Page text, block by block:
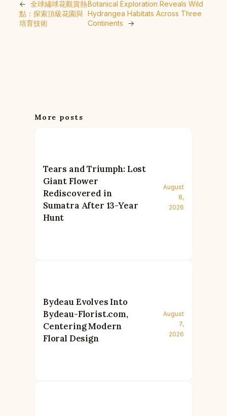
← 全球繡球花觀賞熱
點：探索頂級花園與
培育技術
Botanical Exploration Reveals Wild
Hydrangea Habitats Across Three
Continents
→
More posts
Tears and Triumph: Lost
Giant Flower
Rediscovered in
Sumatra After 13-Year
Hunt
August
8,
2026
Bydeau Evolves Into
Bydeau-Florist.com,
Centering Modern
Floral Design
August
7,
2026